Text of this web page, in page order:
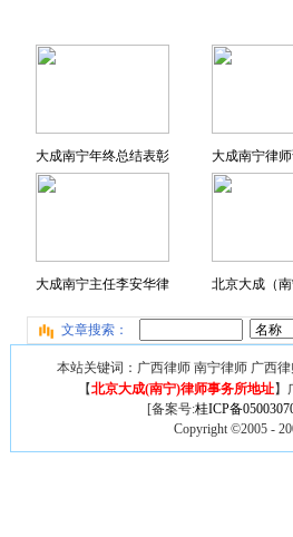
大成南宁年终总结表彰 大成南宁律
大成南宁主任李安华律 北京大成（
文章搜索：
本站关键词：广西律师 南宁律师 广西
【北京大成(南宁)律师事务所地址】
[备案号:桂ICP备
Copyright ©2005 -